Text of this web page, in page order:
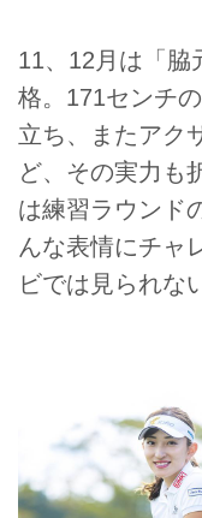
11、12月は「脇
格。171センチ
立ち、またアク
ど、その実力も
は練習ラウンド
んな表情にチャ
ビでは見られな